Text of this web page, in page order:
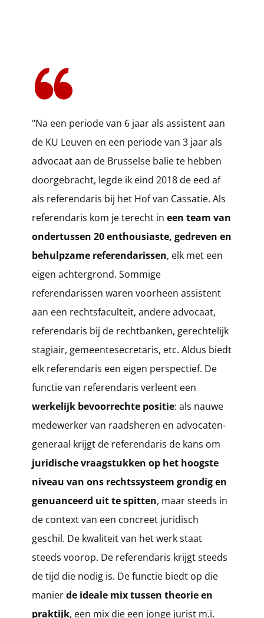
​"Na een periode van 6 jaar als assistent aan
de KU Leuven en een periode van 3 jaar als
advocaat aan de Brusselse balie te hebben
doorgebracht, legde ik eind 2018 de eed af
als referendaris bij het Hof van Cassatie. Als
referendaris kom je terecht in een team van
ondertussen 20 enthousiaste, gedreven en
behulpzame referendarissen, elk met een
eigen achtergrond. Sommige
referendarissen waren voorheen assistent
aan een rechtsfaculteit, andere advocaat,
referendaris bij de rechtbanken, gerechtelijk
stagiair, gemeentesecretaris, etc. Aldus biedt
elk referendaris een eigen perspectief. De
functie van referendaris verleent een
werkelijk bevoorrechte positie: als nauwe
medewerker van raadsheren en advocaten-
generaal krijgt de referendaris de kans om
juridische vraagstukken op het hoogste
niveau van ons rechtssysteem grondig en
genuanceerd uit te spitten, maar steeds in
de context van een concreet juridisch
geschil. De kwaliteit van het werk staat
steeds voorop. De referendaris krijgt steeds
de tijd die nodig is. De functie biedt op die
manierde ideale mix tussen theorie en
praktijk, een mix die een jonge jurist m.i.